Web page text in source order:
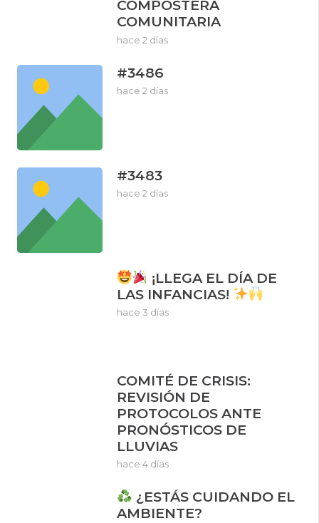
COMPOSTERA
COMUNITARIA
hace 2 días
#3486
hace 2 días
#3483
hace 2 días
¡LLEGA EL DÍA DE
LAS INFANCIAS!
hace 3 días
COMITÉ DE CRISIS:
REVISIÓN DE
PROTOCOLOS ANTE
PRONÓSTICOS DE
LLUVIAS
hace 4 días
¿ESTÁS CUIDANDO EL
AMBIENTE?